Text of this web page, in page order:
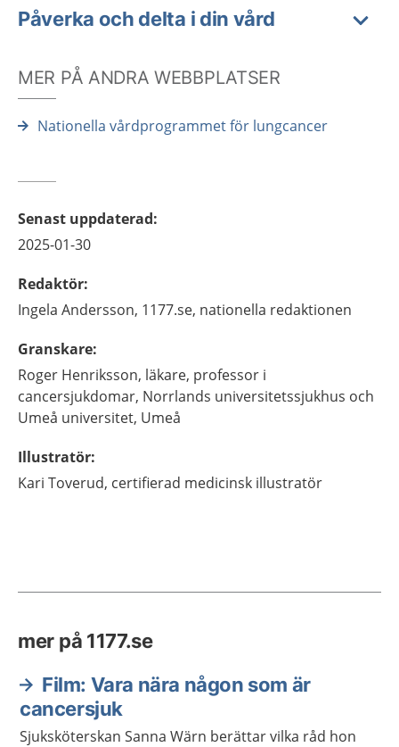
Påverka och delta i din vård
MER PÅ ANDRA WEBBPLATSER
Nationella vårdprogrammet för lungcancer
Senast uppdaterad:
2025-01-30
Redaktör:
Ingela Andersson, 1177.se, nationella redaktionen
Granskare:
Roger Henriksson, läkare, professor i
cancersjukdomar, Norrlands universitetssjukhus och
Umeå universitet, Umeå
Illustratör:
Kari Toverud, certifierad medicinsk illustratör
mer på 1177.se
Film: Vara nära någon som är
cancersjuk
Sjuksköterskan Sanna Wärn berättar vilka råd hon